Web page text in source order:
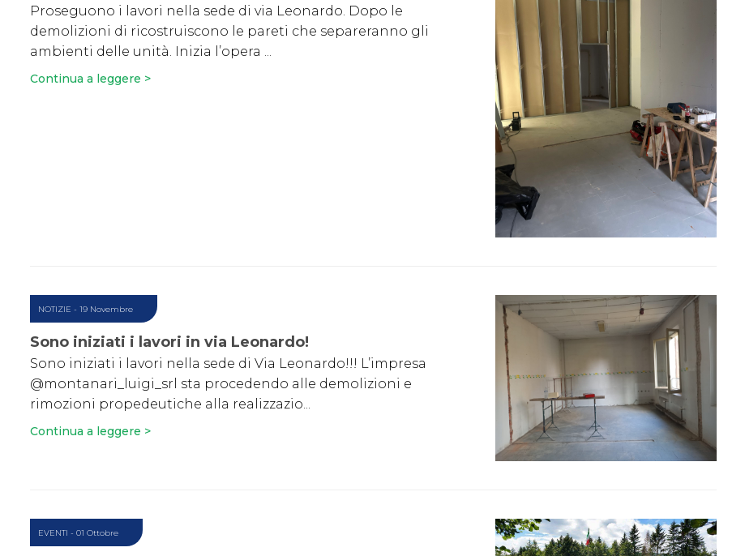
Proseguono i lavori nella sede di via Leonardo. Dopo le
demolizioni di ricostruiscono le pareti che separeranno gli
ambienti delle unità. Inizia l’opera ...
Continua a leggere >
NOTIZIE - 19 Novembre
Sono iniziati i lavori in via Leonardo!
Sono iniziati i lavori nella sede di Via Leonardo!!! L’impresa
@montanari_luigi_srl sta procedendo alle demolizioni e
rimozioni propedeutiche alla realizzazio...
Continua a leggere >
EVENTI - 01 Ottobre